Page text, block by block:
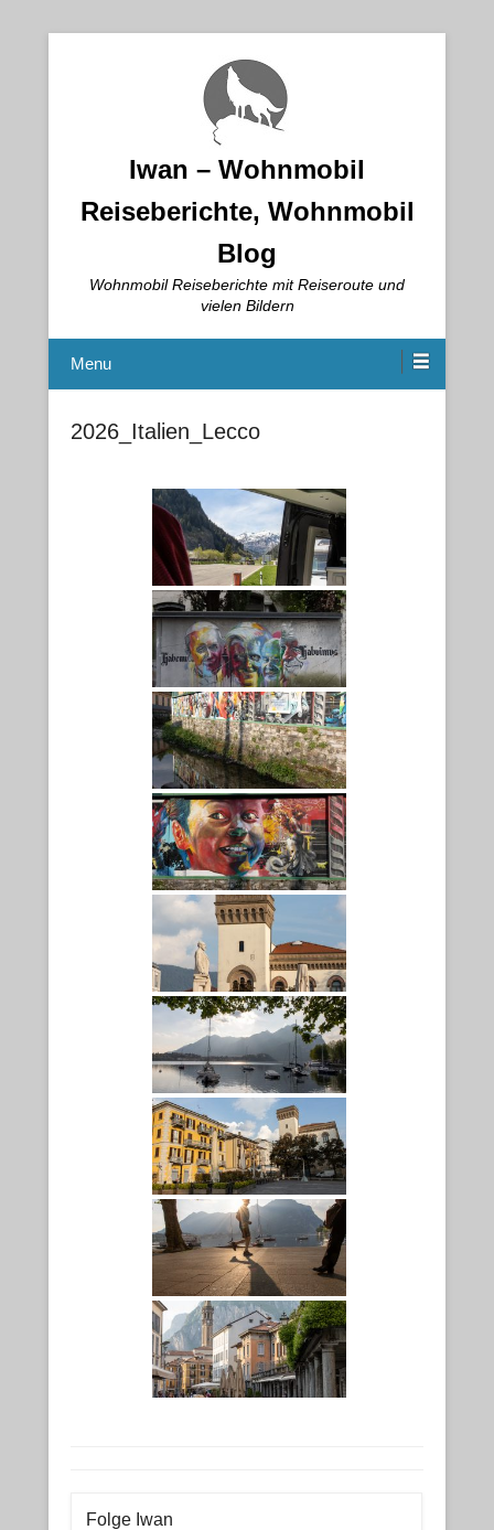
Iwan – Wohnmobil
Reiseberichte, Wohnmobil
Blog
Wohnmobil Reiseberichte mit Reiseroute und
vielen Bildern
Menu
2026_Italien_Lecco
Folge Iwan